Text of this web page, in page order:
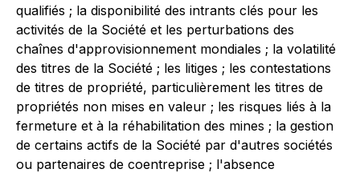
qualifiés ; la disponibilité des intrants clés pour les
activités de la Société et les perturbations des
chaînes d'approvisionnement mondiales ; la volatilité
des titres de la Société ; les litiges ; les contestations
de titres de propriété, particulièrement les titres de
propriétés non mises en valeur ; les risques liés à la
fermeture et à la réhabilitation des mines ; la gestion
de certains actifs de la Société par d'autres sociétés
ou partenaires de coentreprise ; l'absence